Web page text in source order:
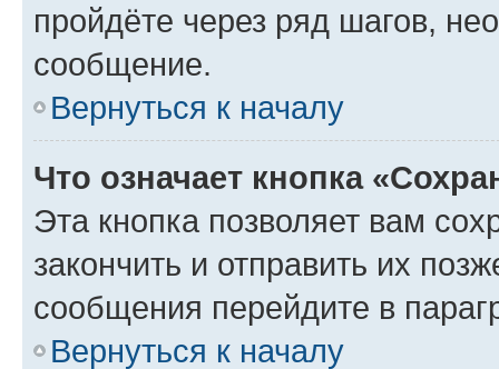
пройдёте через ряд шагов,
сообщение.
Вернуться к началу
Что означает кнопка
Эта кнопка позволяет вам
закончить и отправить их
сообщения перейдите в
Вернуться к началу